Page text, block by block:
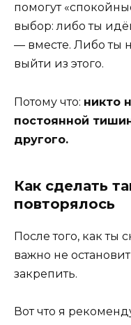
помогут
выбор: либо ты
— вместе. Либо ты
выйти из этого.
Потому что: никто
постоянной
другого.
Как сделать
повторялось
После того, как ты
важно не
закрепить.
Вот что я